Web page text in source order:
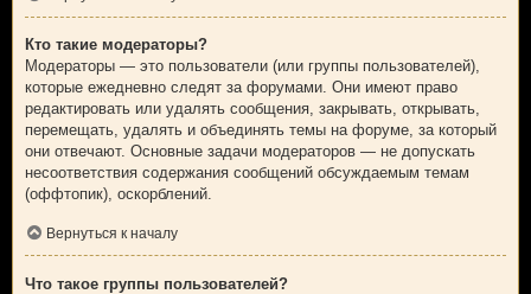
Кто такие модераторы?
Модераторы — это пользователи (или группы пользователей),
которые ежедневно следят за форумами. Они имеют право
редактировать или удалять сообщения, закрывать, открывать,
перемещать, удалять и объединять темы на форуме, за который
они отвечают. Основные задачи модераторов — не допускать
несоответствия содержания сообщений обсуждаемым темам
(оффтопик), оскорблений.
Вернуться к началу
Что такое группы пользователей?